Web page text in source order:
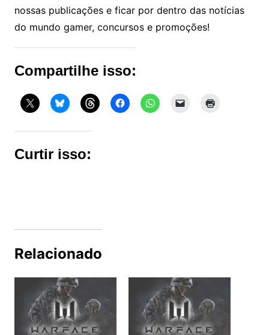
nossas publicações e ficar por dentro das notícias
do mundo gamer, concursos e promoções!
Compartilhe isso:
Curtir isso:
Relacionado